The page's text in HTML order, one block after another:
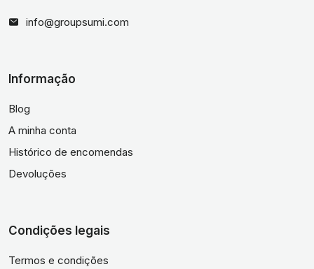
info@groupsumi.com
Informação
Blog
A minha conta
Histórico de encomendas
Devoluções
Condições legais
Termos e condições